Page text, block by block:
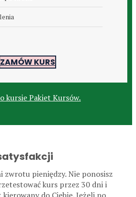
ZAMÓW KURS
kursie Pakiet Kursów.
zwrotu pieniędzy. Nie ponosisz
kurs przez 30 dni i